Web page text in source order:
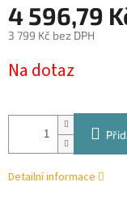
4 596,79
3 799 Kč bez DPH
cena:
Na dotaz
Detailní informace